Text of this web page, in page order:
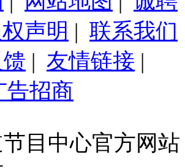
声明 | 联系我们
| 友情链接 |
告招商
目中心官方网站